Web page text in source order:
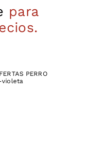
para
PERRO
violeta